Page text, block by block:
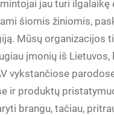
jau turi
šiomis žiniomis,
Mūsų organizacijos
įmonių iš Lietuvos,
vykstančiose
ir produktų
brangu, tačiau,